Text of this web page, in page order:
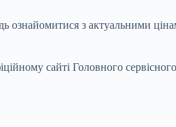
ознайомитися з актуальними
сайті Головного